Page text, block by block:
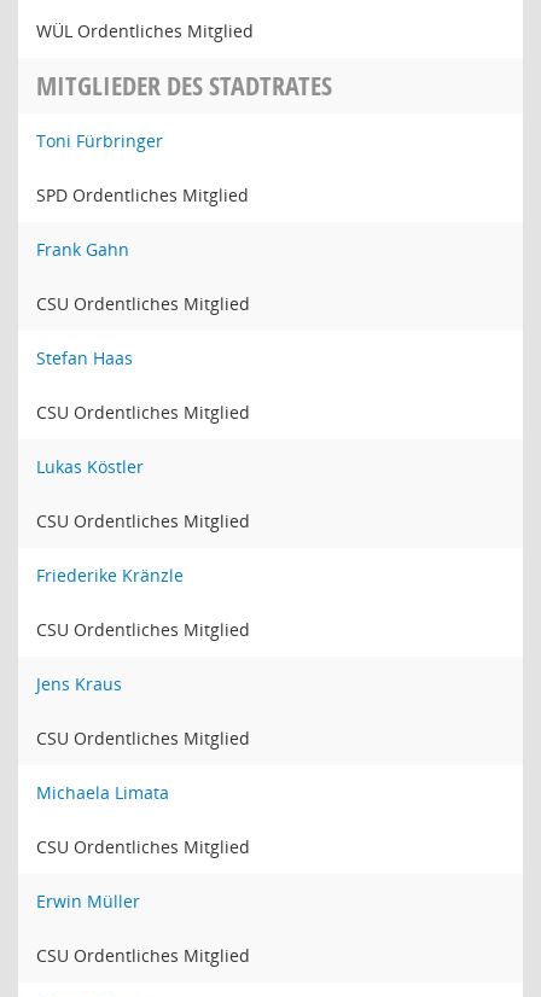
WÜL Ordentliches Mitglied
MITGLIEDER DES STADTRATES
Toni Fürbringer
SPD Ordentliches Mitglied
Frank Gahn
CSU Ordentliches Mitglied
Stefan Haas
CSU Ordentliches Mitglied
Lukas Köstler
CSU Ordentliches Mitglied
Friederike Kränzle
CSU Ordentliches Mitglied
Jens Kraus
CSU Ordentliches Mitglied
Michaela Limata
CSU Ordentliches Mitglied
Erwin Müller
CSU Ordentliches Mitglied